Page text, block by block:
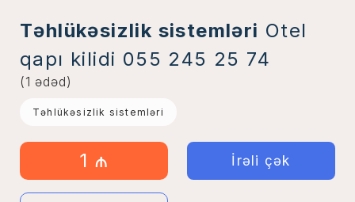
Təhlükəsizlik sistemləri Otel
qapı kilidi 055 245 25 74
(1 ədəd)
Təhlükəsizlik sistemləri
1 ₼ İrəli çək